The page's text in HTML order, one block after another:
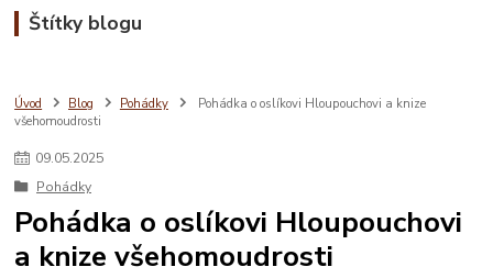
Štítky blogu
Úvod Blog Pohádky
Pohádka o oslíkovi Hloupouchovi a knize
všehomoudrosti
09.05.2025
Pohádky
Pohádka o oslíkovi Hloupouchovi
a knize všehomoudrosti